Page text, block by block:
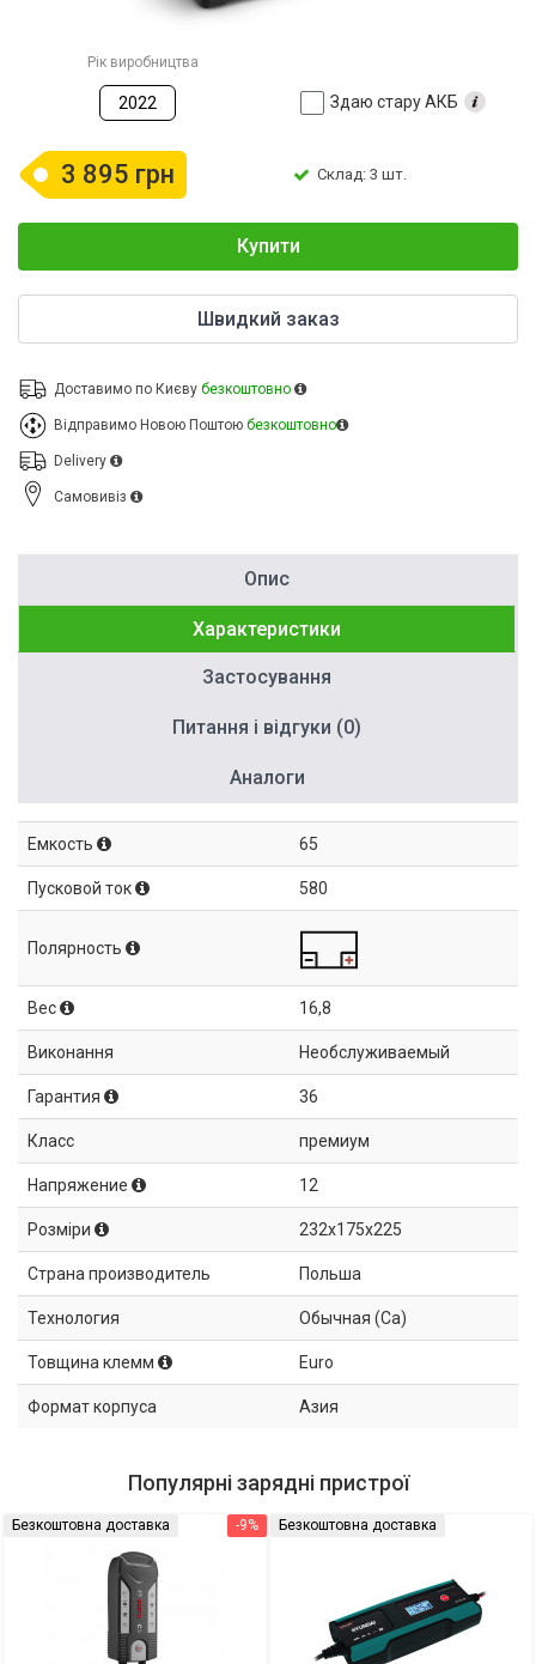
Рік виробництва
2022 Здаю стару АКБ
3 895 грн Склад: 3 шт.
Купити
Швидкий заказ
Доставимо по Києву безкоштовно
Відправимо Новою Поштою безкоштовно
Delivery
Cамовивіз
Опис
Характеристики
Застосування
Питання і відгуки (0)
Аналоги
Емкость 65
Пусковой ток 580
Полярность
Вес 16,8
Виконання Необслуживаемый
Гарантия 36
Класс премиум
Напряжение 12
Розміри 232x175x225
Страна производитель Польша
Технология Обычная (Ca)
Товщина клемм Euro
Формат корпуса Азия
Популярні зарядні пристрої
-9%
Безкоштовна доставка Безкоштовна доставка